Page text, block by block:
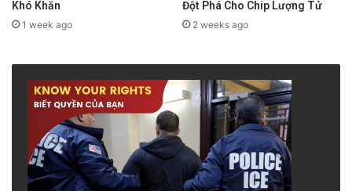
Khó Khăn
1 week ago
Đột Phá Cho Chip Lượng Tử
2 weeks ago